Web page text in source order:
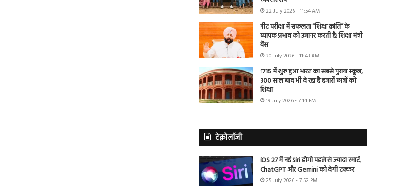
22 July 2026 - 11:54 AM
नीट परीक्षा में सफलता “शिक्षा क्रांति” के
व्यापक प्रभाव को उजागर करती है: शिक्षा मंत्री
बैंस
20 July 2026 - 11:43 AM
1715 में शुरू हुआ भारत का सबसे पुराना स्कूल,
300 साल बाद भी दे रहा है हजारों छात्रों को
शिक्षा
19 July 2026 - 7:14 PM
टेक्नोलॉजी
iOS 27 में नई Siri होगी पहले से ज्यादा स्मार्ट,
ChatGPT और Gemini को देगी टक्कर
25 July 2026 - 7:52 PM